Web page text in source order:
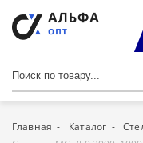
Главная Каталог